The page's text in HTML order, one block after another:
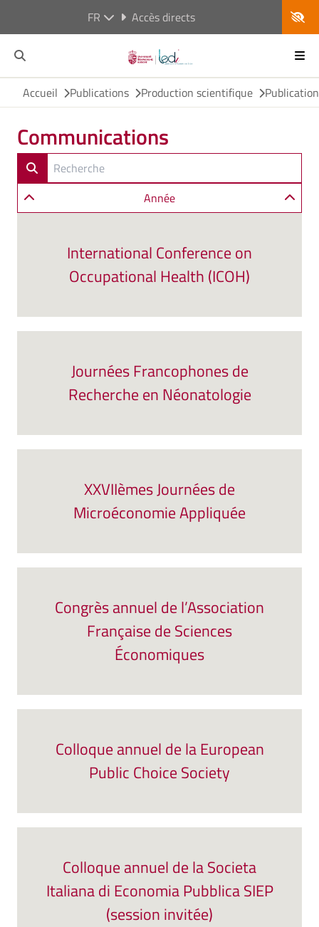
FR Accès directs
Accueil Publications Production scientifique
Communications
Année
International Conference on
Occupational Health (ICOH)
Journées Francophones de
Recherche en Néonatologie
XXVIIèmes Journées de
Microéconomie Appliquée
Congrès annuel de l’Association
Française de Sciences
Économiques
Colloque annuel de la European
Public Choice Society
Colloque annuel de la Societa
Italiana di Economia Pubblica SIEP
(session invitée)